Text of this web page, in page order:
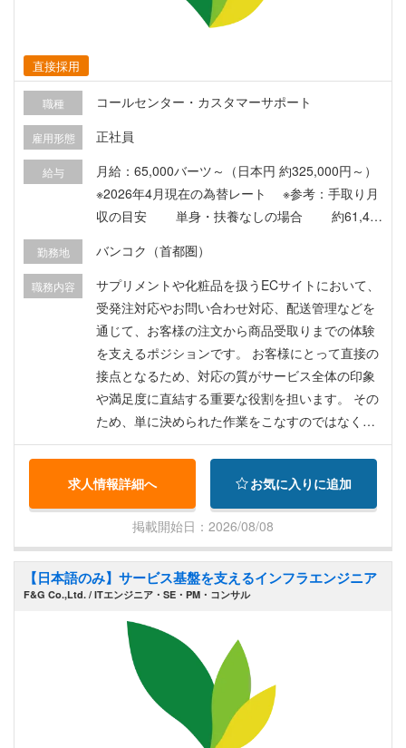
果的な販促活動のために、データをもとに論理的
に分析する力と、それを解決するための考察と実
力 まとめ役としてのポジションにもなるため、関
わる部署が多く、様々なポジションのメンバーと
がある中で、業務が円滑に進むようにメンバーと
のコミュニケーションすることが求められます。
3．リーダーシップ・調整力 ECサイト全体を統括
するディレクターとして、目標達成に向けてメン
また、チームのスケジュール管理やタスクの割り
振り、関連部署との連携を行いながら、効率的に
仕事を進めるための調整能力も重要です。 4．積
極性 「今まで問題がなかったから、同じやり方に
しよう」という視点ではなく、新しいアイデアを
積極的に提案したり、より良い方法を常に探すな
ど、主体的に仕事に取り組む姿勢が求められま
す。 そのためには常に、サービスの先にいる顧客
を意識し、どうしたら満足度が高まるかを追求す
る必要があります。
直接採用
職種 コールセンター・カスタマーサポート
雇用形態 正社員
給与
月給：65,000バーツ～（日本円 約325,000円～）
※2026年4月現在の為替レート ※参考：手取り月
収の目安 単身・扶養なしの場合 約61,40
除後の目安金額です。 ※実際の手取り額は、扶養
状況や各種控除等により異なります。 ※最大4ヶ月
の試用期間あり ※想定年収：889,500バーツ（約4
45万円）～ /月給+賞与+皆勤賞etc ※経験・スキル
により金額は前後する場合があります。（採用時
に最終決定） 【待遇・福利厚生】 ◆賞与（4
月）、昇給（9月）※業績により臨時賞与あり ◆有
給休暇 年10日（勤務開始半年後より） ◆健康報
奨休日 年最大6日 ◆その他有給休暇（タイ労働法
に準拠） ◆皆勤手当（月1回、年1回） ◆就労ビ
ザ・労働許可証付与 ◆社会保険加入（タイ国） ◆
大手保険会社医療保険（日本語対応可の病院にて
使用可能、OPD3,500B/回） ◆健康診断（年1回無
料、日本語の通じるクリニックで受診） ◆タイ国
外在住者の場合、採用後の初回渡航費用を全額返
金（入社1年後より） ◆弊社独自の産休/育休制度
勤務地 バンコク（首都圏）
職務内容
サプリメントや化粧品を扱うECサイトにおいて、
受発注対応やお問い合わせ対応、配送管理などを
通じて、お客様の注文から商品受取りまでの体験
を支えるポジションです。 お客様にとって直接の
接点となるため、対応の質がサービス全体の印象
や満足度に直結する重要な役割を担います。 その
ため、単に決められた作業をこなすのではなく、
業務フローやルールを理解した上で、より安心し
て利用いただけるサービスを考えながら、日々の
対応や運用改善につなげていきます。 業務では、
正確性とスピードの両立に加え、複数の情報を整
理しながら状況に応じて判断する力が求められま
す。 ※業務フローやルールは整備されており、入
社後はレクチャーを通じて段階的に業務を習得い
ただける環境です。 ▼具体的な業務内容 ・ご注文
の受発注対応 ・配送に関するデータ管理 ・お問い
合わせ対応（主にメール・チャット／電話対応は
限定的） ・お問い合わせ内容や業務上の課題をも
とにした運用改善の提案・実行（チームで推進）
▼求められる資質 1．運用理解力 業務フローやル
ールを理解し、複数の情報を整理しながら、状況
求人情報詳細へ お気に入りに追加
掲載開始日：2026/08/08
【日本語のみ】サービス基盤を支えるインフラエンジニア
F&G Co.,Ltd. / ITエンジニア・SE・PM・コンサル